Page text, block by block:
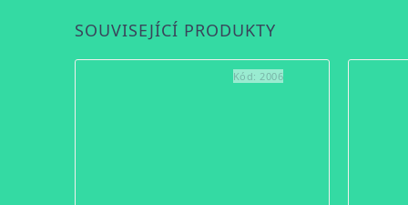
SOUVISEJÍCÍ PRODUKTY
Kód: 2006